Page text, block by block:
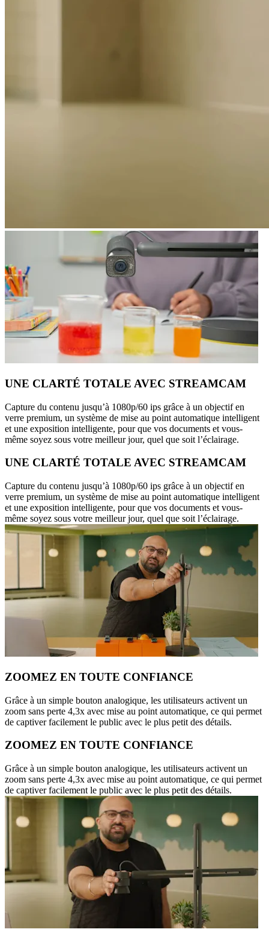
UNE CLARTÉ TOTALE AVEC STREAMCAM
Capture du contenu jusqu’à 1080p/60 ips grâce à un objectif en
verre premium, un système de mise au point automatique intelligent
et une exposition intelligente, pour que vos documents et vous-
même soyez sous votre meilleur jour, quel que soit l’éclairage.
UNE CLARTÉ TOTALE AVEC STREAMCAM
Capture du contenu jusqu’à 1080p/60 ips grâce à un objectif en
verre premium, un système de mise au point automatique intelligent
et une exposition intelligente, pour que vos documents et vous-
même soyez sous votre meilleur jour, quel que soit l’éclairage.
ZOOMEZ EN TOUTE CONFIANCE
Grâce à un simple bouton analogique, les utilisateurs activent un
zoom sans perte 4,3x avec mise au point automatique, ce qui permet
de captiver facilement le public avec le plus petit des détails.
ZOOMEZ EN TOUTE CONFIANCE
Grâce à un simple bouton analogique, les utilisateurs activent un
zoom sans perte 4,3x avec mise au point automatique, ce qui permet
de captiver facilement le public avec le plus petit des détails.